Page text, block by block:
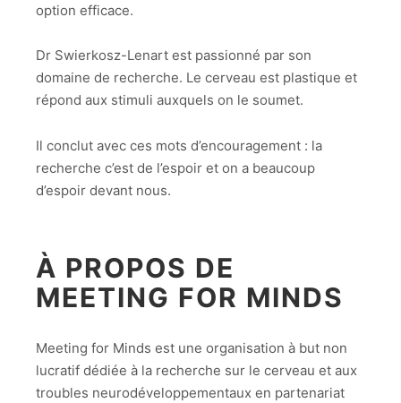
option efficace.
Dr Swierkosz-Lenart est passionné par son
domaine de recherche. Le cerveau est plastique et
répond aux stimuli auxquels on le soumet.
Il conclut avec ces mots d’encouragement : la
recherche c’est de l’espoir et on a beaucoup
d’espoir devant nous.
À PROPOS DE
MEETING FOR MINDS
Meeting for Minds est une organisation à but non
lucratif dédiée à la recherche sur le cerveau et aux
troubles neurodéveloppementaux en partenariat